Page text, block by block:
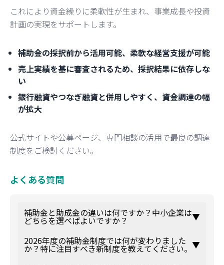
これにより資金繰りに柔軟性が生まれ、事業成長や投資
計画の実現をサポートします。
補助金の採択前から活用可能、柔軟な経営支援が可能
売上実績を基に審査されるため、採択結果に依存しな
い
銀行融資やつなぎ融資と併用しやすく、資金調達の幅
が拡大
公式サイトや公募ページ、専門相談の活用で最良の調達
制度をご検討ください。
よくある質問
補助金と助成金の違いは何ですか？中小企業は
どちらを選べばよいですか？
▼
2026年度の補助金制度では何が変わりました
か？特に注目すべき新制度を教えてください。 ▼